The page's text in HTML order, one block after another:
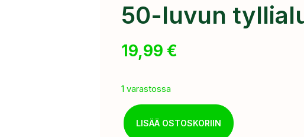
50-luvun
19,99 €
1 varastossa
LISÄÄ OSTOSKORIIN